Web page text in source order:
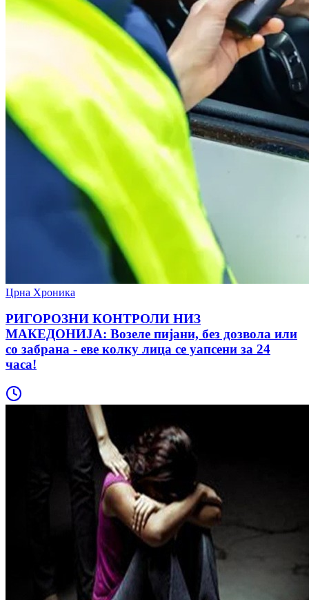
Црна Хроника
РИГОРОЗНИ КОНТРОЛИ НИЗ
МАКЕДОНИЈА: Возеле пијани, без дозвола или
со забрана - еве колку лица се уапсени за 24
часа!